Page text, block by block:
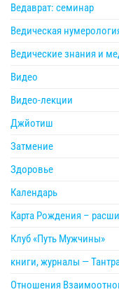
Ведаврат: семинар
Ведическая
Ведические знания и
Видео
Видео-лекции
Джйотиш
Затмение
Здоровье
Календарь
Карта Рождения –
Клуб «Путь Мужчины»
книги, журналы —
Отношения